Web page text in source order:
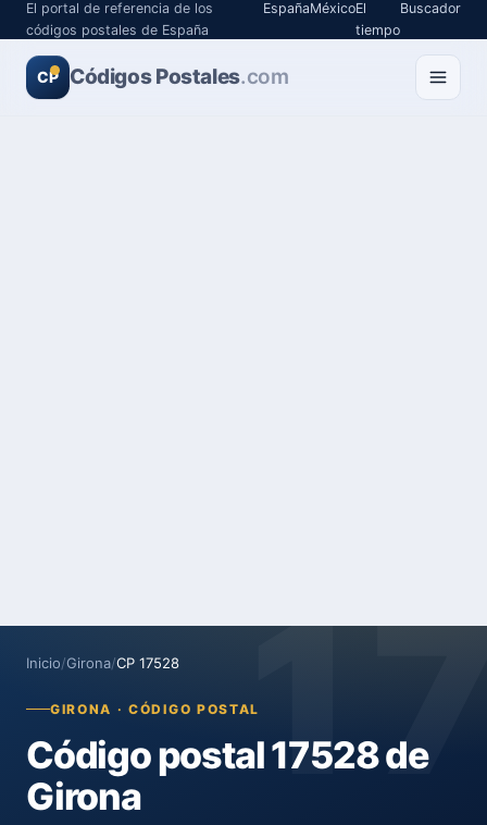
El portal de referencia de los
códigos postales de España
EspañaMéxicoEl
tiempo
Buscador
CP Códigos Postales.com
Inicio/Girona/CP 17528
GIRONA · CÓDIGO POSTAL
Código postal 17528 de
Girona